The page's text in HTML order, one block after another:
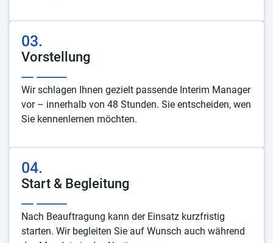
03.
Vorstellung
Wir schlagen Ihnen gezielt passende Interim Manager
vor – innerhalb von 48 Stunden. Sie entscheiden, wen
Sie kennenlernen möchten.
04.
Start & Begleitung
Nach Beauftragung kann der Einsatz kurzfristig
starten. Wir begleiten Sie auf Wunsch auch während